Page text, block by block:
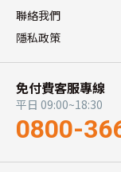
聯絡我們
隱私政策
免付費客服專線
平日 09:00~18:30
0800-